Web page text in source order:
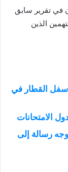
في تقرير سابق
الذين
القطار في
الامتحانات
رسالة إلى